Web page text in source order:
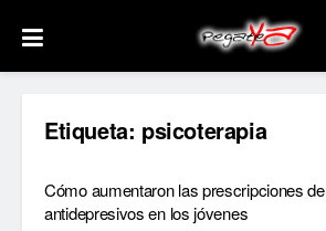
Etiqueta: psicoterapia
Cómo aumentaron las prescripciones de
antidepresivos en los jóvenes